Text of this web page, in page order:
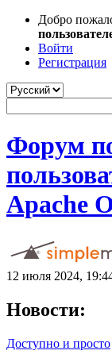
Добро
Войти
Регистрация
Форум
Apache
12 июля 2024,
Новости:
Доступно и просто